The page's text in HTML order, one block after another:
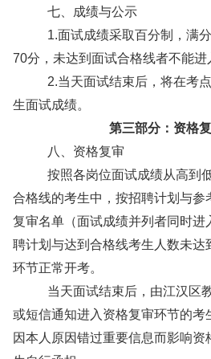
七、成绩与公示
1.面试成绩采取百分制，满
70分，未达到面试合格线者不能进
2.当天面试结束后，将在考
生面试成绩。
第三部分：资格
八、资格复审
按照各岗位面试成绩从高到
合格线的考生中，按招聘计划与参
复审名单（面试成绩并列者同时进
聘计划与达到合格线考生人数未达
环节正常开考。
当天面试结束后，由江汉区
或短信通知进入资格复审环节的考
因本人原因错过重要信息而影响